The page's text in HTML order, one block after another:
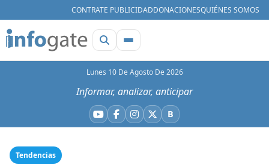
CONTRATE PUBLICIDADDONACIONESQUIÉNES SOMOS
Lunes 10 De Agosto De 2026
Informar, analizar, anticipar
YouTube
Facebook
Instagram
X BBluesky
Tendencias